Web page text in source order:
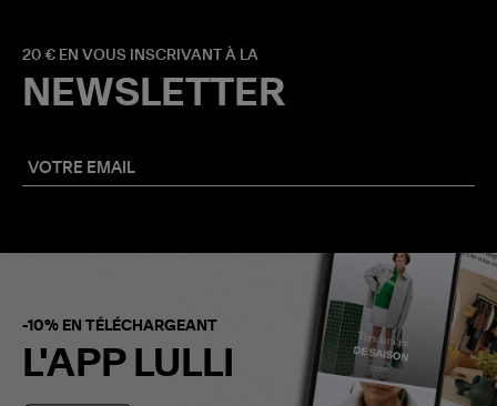
20 € EN VOUS INSCRIVANT À LA
NEWSLETTER
-10% EN TÉLÉCHARGEANT
L'APP LULLI